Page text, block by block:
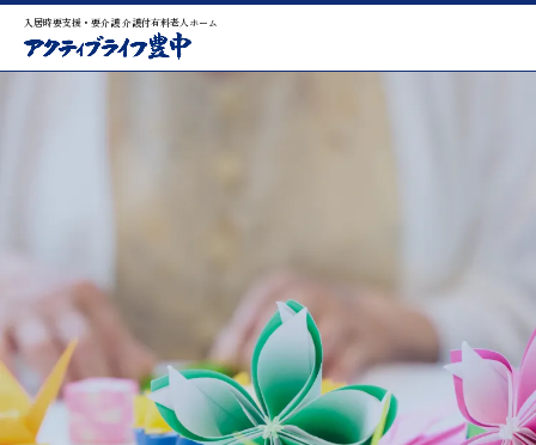
入居時要支援・要介護 介護付有料老人ホーム